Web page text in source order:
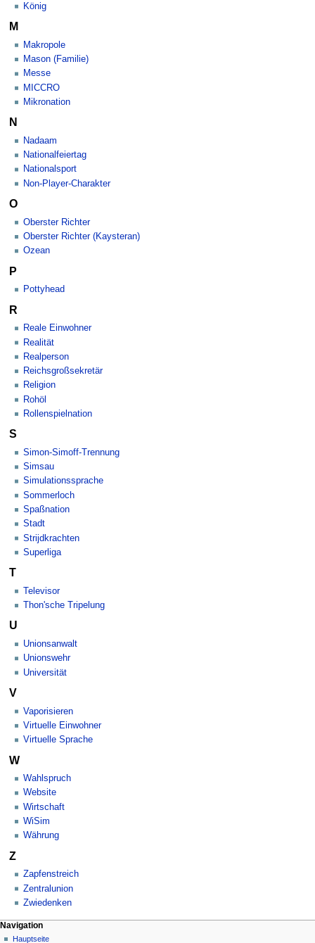
König
M
Makropole
Mason (Familie)
Messe
MICCRO
Mikronation
N
Nadaam
Nationalfeiertag
Nationalsport
Non-Player-Charakter
O
Oberster Richter
Oberster Richter (Kaysteran)
Ozean
P
Pottyhead
R
Reale Einwohner
Realität
Realperson
Reichsgroßsekretär
Religion
Rohöl
Rollenspielnation
S
Simon-Simoff-Trennung
Simsau
Simulationssprache
Sommerloch
Spaßnation
Stadt
Strijdkrachten
Superliga
T
Televisor
Thon'sche Tripelung
U
Unionsanwalt
Unionswehr
Universität
V
Vaporisieren
Virtuelle Einwohner
Virtuelle Sprache
W
Wahlspruch
Website
Wirtschaft
WiSim
Währung
Z
Zapfenstreich
Zentralunion
Zwiedenken
Navigationsmenü
Seitenaktionen
Kategorie
Meine Werkzeuge
Nicht
Navigation
Hauptseite